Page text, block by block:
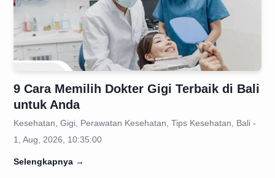
9 Cara Memilih Dokter Gigi Terbaik di Bali
untuk Anda
Kesehatan, Gigi, Perawatan Kesehatan, Tips Kesehatan, Bali -
1, Aug, 2026, 10:35:00
Selengkapnya →